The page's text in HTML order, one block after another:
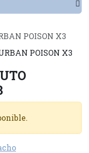
POISON X3